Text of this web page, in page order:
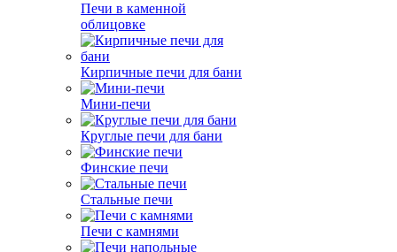
Печи в каменной
облицовке
Кирпичные печи для бани
Мини-печи
Круглые печи для бани
Финские печи
Стальные печи
Печи с камнями